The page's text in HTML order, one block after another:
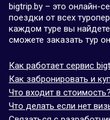
bigtrip.by – это онлайн-
поездки от всех
каждом туре вы
сможете заказать тур
Как работает сервис
Как забронировать и
Что входит в стоимость?
Что делать если нет